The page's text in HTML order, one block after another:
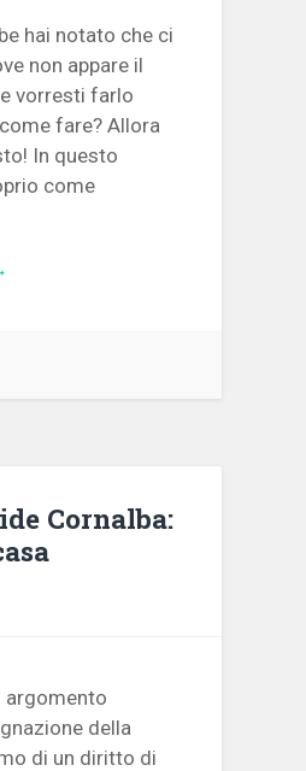
hai notato che ci
non appare il
vorresti farlo
fare? Allora
In questo
come
Cornalba:
argomento
della
di un diritto di